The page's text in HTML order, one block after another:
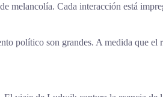
melancolía. Cada interacción está
político son grandes. A medida que el